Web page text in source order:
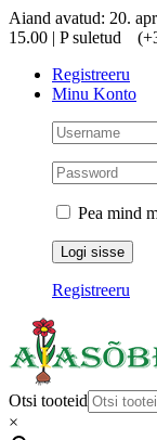
Skip
to
Aiand avatud: 20.
15.00 | P suletud
Registreeru
Minu Konto
Pea mind
Registreeru
Otsi tooteid
×